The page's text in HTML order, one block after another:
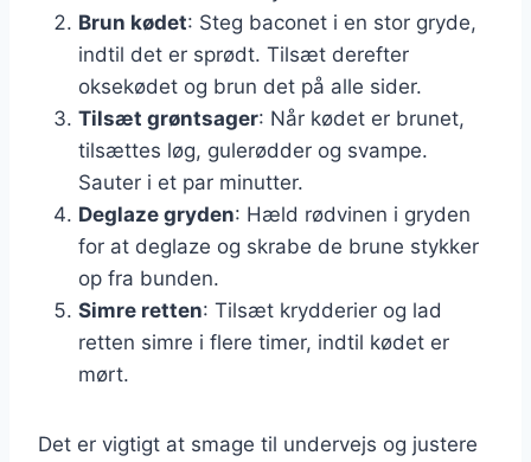
Brun kødet: Steg baconet i en stor gryde,
indtil det er sprødt. Tilsæt derefter
oksekødet og brun det på alle sider.
Tilsæt grøntsager: Når kødet er brunet,
tilsættes løg, gulerødder og svampe.
Sauter i et par minutter.
Deglaze gryden: Hæld rødvinen i gryden
for at deglaze og skrabe de brune stykker
op fra bunden.
Simre retten: Tilsæt krydderier og lad
retten simre i flere timer, indtil kødet er
mørt.
Det er vigtigt at smage til undervejs og justere